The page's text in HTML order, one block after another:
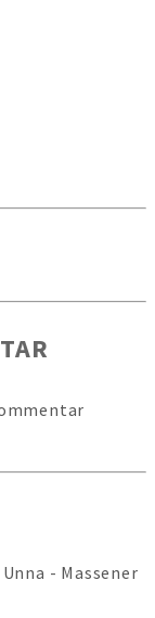
- Massener